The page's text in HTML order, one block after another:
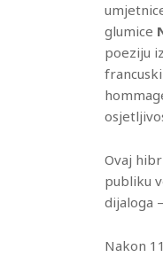
glumice
poeziju
Ovaj
publiku
dijaloga
Nakon